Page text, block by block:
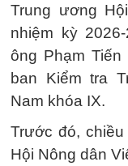
Trung ương
nhiệm kỳ
ông Phạm
ban Kiểm tra
Nam khóa IX.
Trước đó,
Hội Nông dân